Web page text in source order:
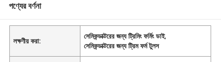
পণ্যের বর্ণনা
লক্ষণীয় করা:
সেমিকন্ডাক্টরের জন্য ট্রিমিং ফর্মিং ডাই,
সেমিকন্ডাক্টরের জন্য ট্রিম ফর্ম টুলস